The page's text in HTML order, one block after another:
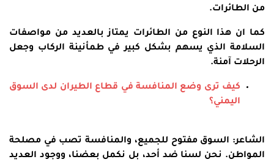
من الطائرات.
كما ان هذا النوع من الطائرات يمتاز بالعديد من مواصفات
السلامة الذي يسهم بشكل كبير في طمأنينة الركاب وجعل
الرحلات آمنة.
كيف ترى وضع المنافسة في قطاع الطيران لدى السوق
اليمني؟
الشاعر: السوق مفتوح للجميع، والمنافسة تصب في مصلحة
المواطن. نحن لسنا ضد أحد، بل نكمل بعضنا، ووجود العديد